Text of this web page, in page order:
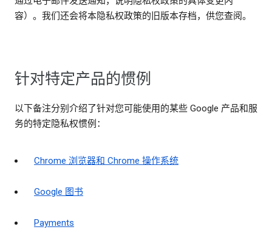
容）。我们还会将本隐私权政策的旧版本存档，供您查阅。
针对特定产品的惯例
以下备注分别介绍了针对您可能使用的某些 Google 产品和服
务的特定隐私权惯例：
Chrome 浏览器和 Chrome 操作系统
Google 图书
Payments